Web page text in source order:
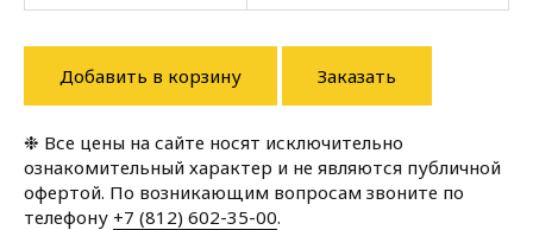
Добавить в корзину Заказать
❉ Все цены на сайте носят исключительно
ознакомительный характер и не являются публичной
офертой. По возникающим вопросам звоните по
телефону +7 (812) 602-35-00.